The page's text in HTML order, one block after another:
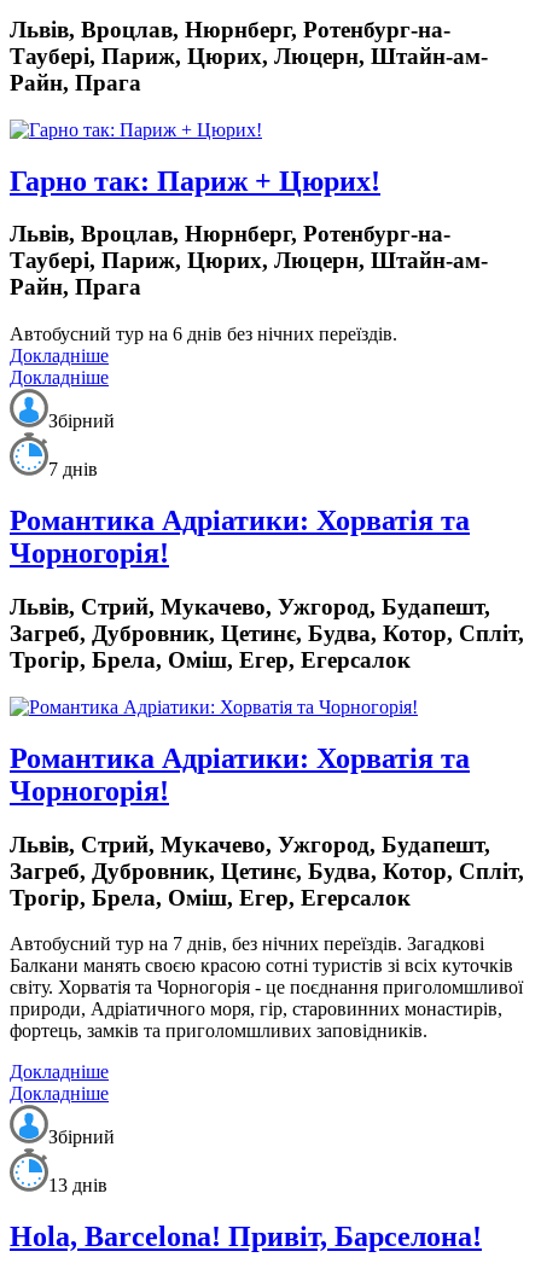
Львів, Вроцлав, Нюрнберг, Ротенбург-на-
Таубері, Париж, Цюрих, Люцерн, Штайн-ам-
Райн, Прага
Гарно так: Париж + Цюрих!
Львів, Вроцлав, Нюрнберг, Ротенбург-на-
Таубері, Париж, Цюрих, Люцерн, Штайн-ам-
Райн, Прага
Автобусний тур на 6 днів без нічних переїздів.
Докладніше
Докладніше
Збірний
7 днів
Романтика Адріатики: Хорватія та
Чорногорія!
Львів, Стрий, Мукачево, Ужгород, Будапешт,
Загреб, Дубровник, Цетинє, Будва, Котор, Спліт,
Трогір, Брела, Оміш, Егер, Егерсалок
Романтика Адріатики: Хорватія та
Чорногорія!
Львів, Стрий, Мукачево, Ужгород, Будапешт,
Загреб, Дубровник, Цетинє, Будва, Котор, Спліт,
Трогір, Брела, Оміш, Егер, Егерсалок
Автобусний тур на 7 днів, без нічних переїздів. Загадкові
Балкани манять своєю красою сотні туристів зі всіх куточків
світу. Хорватія та Чорногорія - це поєднання приголомшливої
природи, Адріатичного моря, гір, старовинних монастирів,
фортець, замків та приголомшливих заповідників.
Докладніше
Докладніше
Збірний
13 днів
Hola, Barcelona! Привіт, Барселона!